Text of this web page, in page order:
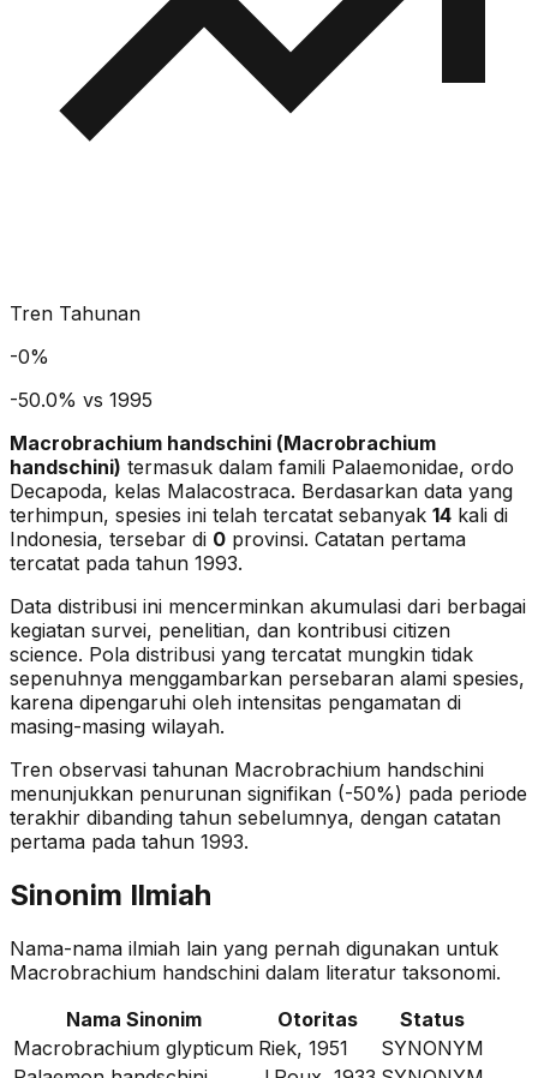
Tren Tahunan
-0%
-50.0% vs 1995
Macrobrachium handschini (Macrobrachium
handschini) termasuk dalam famili Palaemonidae, ordo
Decapoda, kelas Malacostraca. Berdasarkan data yang
terhimpun, spesies ini telah tercatat sebanyak 14 kali di
Indonesia, tersebar di 0 provinsi. Catatan pertama
tercatat pada tahun 1993.
Data distribusi ini mencerminkan akumulasi dari berbagai
kegiatan survei, penelitian, dan kontribusi citizen
science. Pola distribusi yang tercatat mungkin tidak
sepenuhnya menggambarkan persebaran alami spesies,
karena dipengaruhi oleh intensitas pengamatan di
masing-masing wilayah.
Tren observasi tahunan Macrobrachium handschini
menunjukkan penurunan signifikan (-50%) pada periode
terakhir dibanding tahun sebelumnya, dengan catatan
pertama pada tahun 1993.
Sinonim Ilmiah
Nama-nama ilmiah lain yang pernah digunakan untuk
Macrobrachium handschini dalam literatur taksonomi.
Nama Sinonim
Otoritas
Status
Macrobrachium glypticum Riek, 1951
SYNONYM